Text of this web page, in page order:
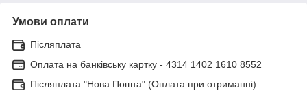
Умови оплати
Післяплата
Оплата на банківську картку - 4314 1402 1610 8552
Післяплата "Нова Пошта" (Оплата при отриманні)